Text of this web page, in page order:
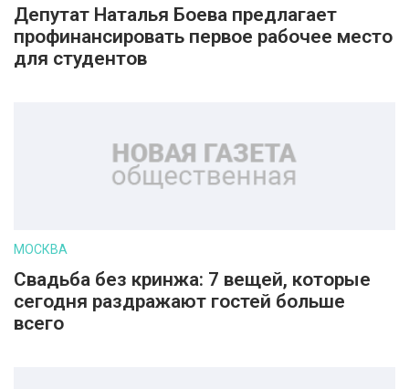
Депутат Наталья Боева предлагает
профинансировать первое рабочее место
для студентов
МОСКВА
Свадьба без кринжа: 7 вещей, которые
сегодня раздражают гостей больше
всего